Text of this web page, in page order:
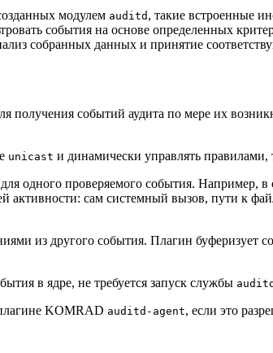
модулем auditd , такие встроенные
события на основе определенных
собранных данных и принятие
получения событий аудита по мере их
unicast и динамически управлять
одного проверяемого события. Например, в
сам системный вызов, пути к
из другого события. Плагин
в ядре, не требуется запуск службы auditd
KOMRAD auditd-agent, если это